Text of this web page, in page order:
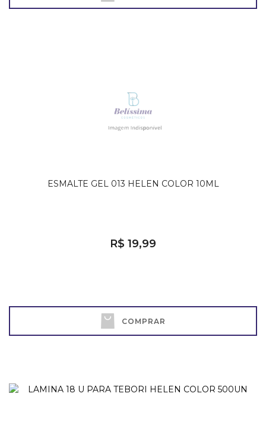
ESMALTE GEL 013 HELEN COLOR 10ML
R$ 19,99
COMPRAR